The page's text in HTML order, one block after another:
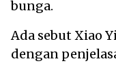
bunga.
Ada sebut Xiao
dengan